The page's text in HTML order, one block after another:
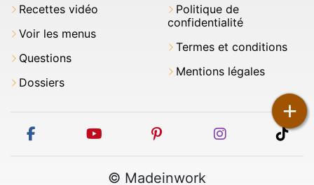
+
Recettes vidéo
Voir les menus
Questions
Dossiers
Politique de
confidentialité
Termes et conditions
Mentions légales
facebook youtube pinterest instagram
© Madeinwork